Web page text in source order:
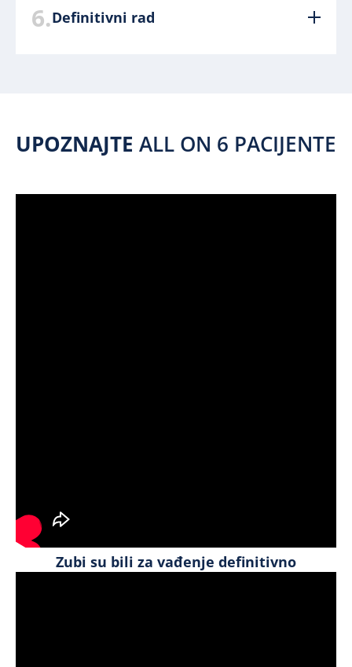
6.Definitivni rad
UPOZNAJTE ALL ON 6 PACIJENTE
Zubi su bili za vađenje definitivno